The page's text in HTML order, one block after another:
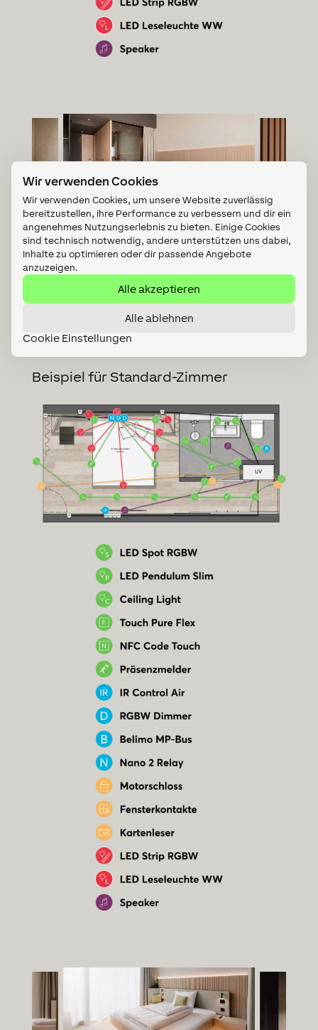
Wir verwenden Cookies
Wir verwenden Cookies, um unsere Website zuverlässig
bereitzustellen, ihre Performance zu verbessern und dir ein
angenehmes Nutzungserlebnis zu bieten. Einige Cookies
sind technisch notwendig, andere unterstützen uns dabei,
Inhalte zu optimieren oder dir passende Angebote
anzuzeigen.
Alle akzeptieren
Alle ablehnen
Cookie Einstellungen
Beispiel für Standard-Zimmer